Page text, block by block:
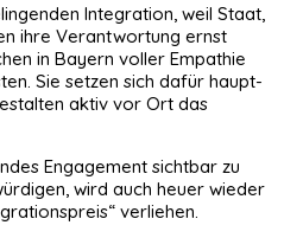
Integration, weil Staat,
ihre Verantwortung ernst
in Bayern voller Empathie
Sie setzen sich dafür haupt-
aktiv vor Ort das
Engagement sichtbar zu
wird auch heuer wieder
verliehen.